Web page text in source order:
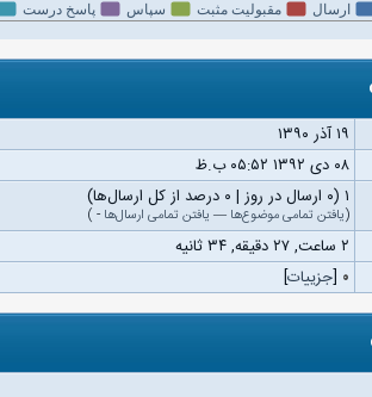
ارسال مقبولیت مثبت سپاس پاسخ درست
۱۹ آذر ۱۳۹۰
۰۸ دى ۱۳۹۲ ۰۵:۵۲ ب.ظ
۱ (۰ ارسال در روز | ۰ درصد از کل ارسال‌ها)
(یافتن تمامی موضوع‌ها — یافتن تمامی ارسال‌ها -
)
۲ ساعت, ۲۷ دقیقه, ۳۴ ثانیه
۰ [جزییات]